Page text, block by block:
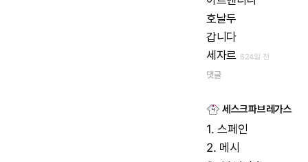
호날두
갑니다
세자르 624일 전
댓글
세스크파브레가스
1. 스페인
2. 메시